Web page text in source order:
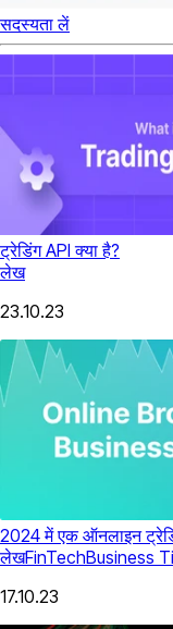
सदस्यता लें
ट्रेडिंग API क्या है?
लेख
23.10.23
2024 में एक ऑनलाइन
लेखFinTechBusiness
17.10.23